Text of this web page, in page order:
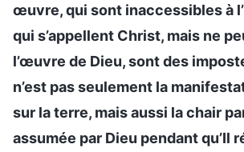
œuvre, qui sont inaccessibles à
qui s’appellent Christ, mais ne
l’œuvre de Dieu, sont des
n’est pas seulement la
sur la terre, mais aussi la chair
assumée par Dieu pendant qu’Il